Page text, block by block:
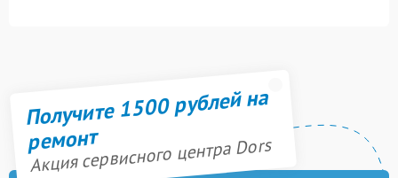
Получите 1500 рублей на
ремонт
Акция сервисного центра Dors